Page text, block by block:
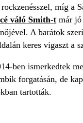
rockzenésszel, míg a
váló Smith-t már
A barátok
keres vigaszt a
ben ismerkedtek
forgatásán, de
tartották.